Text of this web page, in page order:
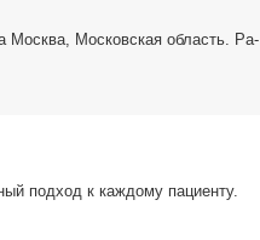
Москва, Мос­ков­ская об­ласть. Ра­
под­ход к каж­до­му па­ци­ен­ту.